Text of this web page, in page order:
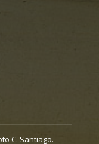
C. Santiago.